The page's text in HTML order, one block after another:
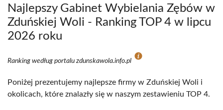
Najlepszy Gabinet Wybielania Zębów w
Zduńskiej Woli - Ranking TOP 4 w lipcu
2026 roku
Ranking według portalu zdunskawola.info.pl
Poniżej prezentujemy najlepsze firmy w Zduńskiej Woli i
okolicach, które znalazły się w naszym zestawieniu TOP 4.